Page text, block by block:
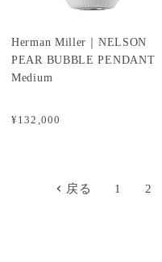
¥132,000
Herman Miller｜NELSON
PEAR BUBBLE PENDANT
Medium
戻る 1 2